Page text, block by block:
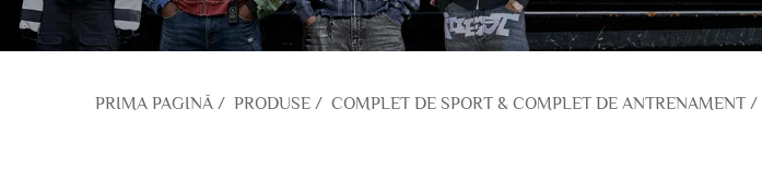
PRIMA PAGINĂ/ PRODUSE / COMPLET DE SPORT & COMPLET DE ANTRENAMENT /